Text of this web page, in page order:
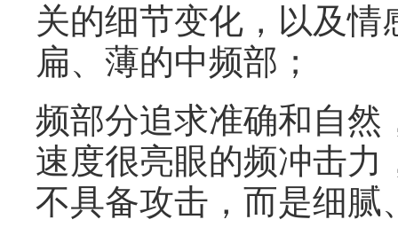
关的细节变化，以及
扁、薄的中频部；
频部分追求准确和自然
速度很亮眼的频冲击
不具备攻击，而是细腻